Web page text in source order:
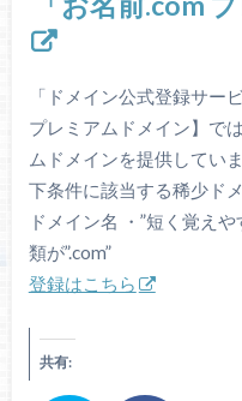
「ドメイン公式登録サー
プレミアムドメイン】で
ムドメインを提供してい
下条件に該当する稀少ド
ドメイン名 ・”短く覚え
類が”.com”
登録はこちら
共有: